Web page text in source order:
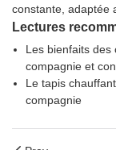
constante, adaptée
Lectures
Les bienfaits des
compagnie et
Le tapis
compagnie